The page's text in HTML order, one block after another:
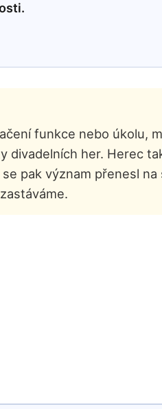
funkce nebo úkolu,
her. Herec
pak význam přenesl